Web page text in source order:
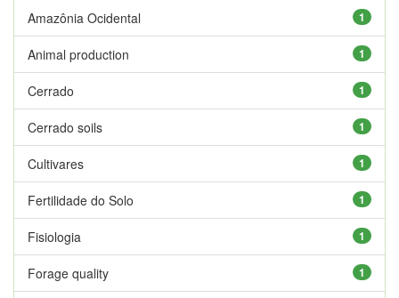
1
Amazônia Ocidental
1
Animal production
1
Cerrado
1
Cerrado soils
1
Cultivares
1
Fertilidade do Solo
1
Fisiologia
1
Forage quality